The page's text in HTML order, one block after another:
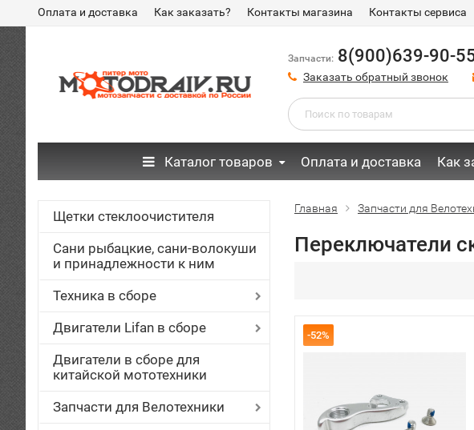
Оплата и доставка Как заказать? Контакты магазина Контакты сервиса
Запчасти: 8(900)639-90-
Заказать обратный звонок
Каталог товаров Оплата и доставка Как
Щетки стеклоочистителя
Сани рыбацкие, сани-волокуши
и принадлежности к ним
Техника в сборе
Двигатели Lifan в сборе
Двигатели в сборе для
китайской мототехники
Запчасти для Велотехники
Главная Запчасти для
Переключатели
-52%